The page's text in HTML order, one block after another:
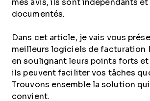
mes avis, ils sont indépendants et
documentés.
Dans cet article, je vais vous
meilleurs logiciels de facturation
en soulignant leurs points forts
ils peuvent faciliter vos tâches
Trouvons ensemble la solution
convient.